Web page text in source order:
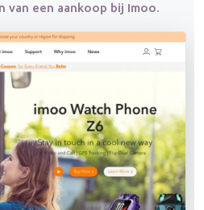
van een aankoop bij Imoo.